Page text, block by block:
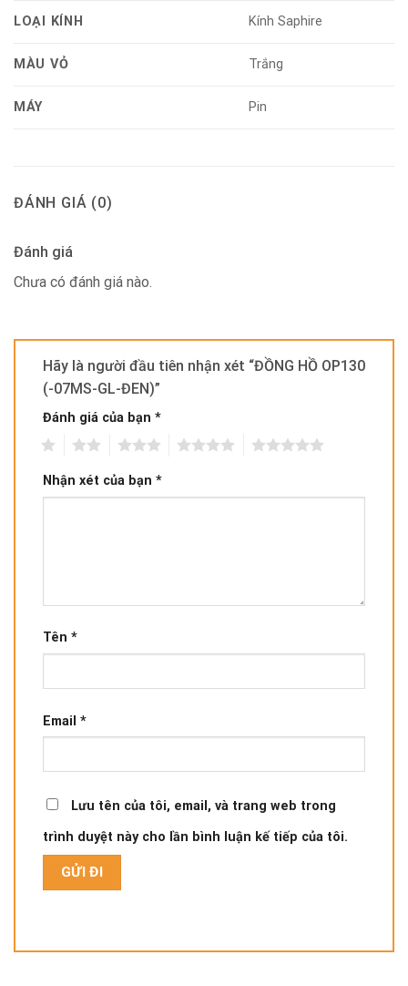
LOẠI KÍNH Kính Saphire
MÀU VỎ Trắng
MÁY Pin
ĐÁNH GIÁ (0)
Đánh giá
Chưa có đánh giá nào.
Hãy là người đầu tiên nhận xét “ĐỒNG HỒ OP130
(-07MS-GL-ĐEN)”
Đánh giá của bạn *
Nhận xét của bạn *
Tên *
Email *
Lưu tên của tôi, email, và trang web trong
trình duyệt này cho lần bình luận kế tiếp của tôi.